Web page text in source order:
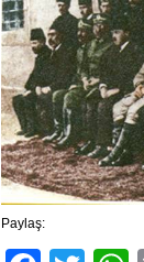
Paylaş: